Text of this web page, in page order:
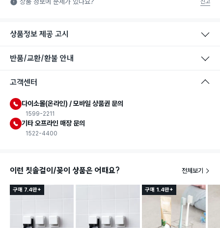
상품정보 제공 고시
반품/교환/환불 안내
고객센터
다이소몰(온라인) / 모바일 상품권 문의
1599-2211
기타 오프라인 매장 문의
1522-4400
이런 칫솔걸이/꽂이 상품은 어때요? 전체보기
구매 7.4만+ 구매 1.4만+